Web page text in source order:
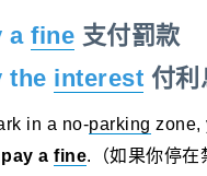
a fine 支付罰款
the interest 付利
in a no-parking zone,
pay a fine.（如果你停在